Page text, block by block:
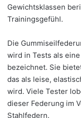
Gewichtsklassen
Trainingsgefühl.
Die
wird in Tests als
bezeichnet. Sie
das als leise,
wird. Viele Tester
dieser Federung im
Stahlfedern.